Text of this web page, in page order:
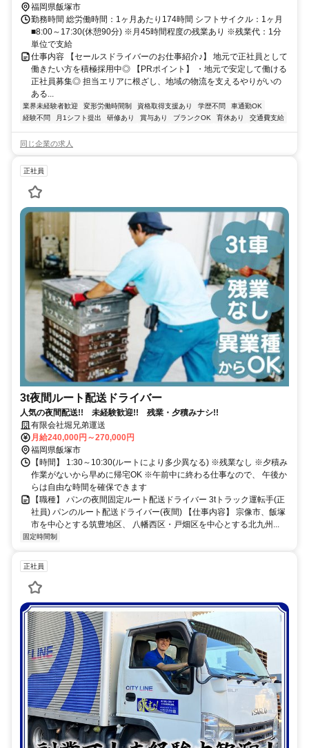
福岡県飯塚市
勤務時間 総労働時間：1ヶ月あたり174時間 シフトサイクル：1ヶ月
■8:00～17:30(休憩90分) ※月45時間程度の残業あり ※残業代：1分
単位で支給
仕事内容 【セールスドライバーのお仕事紹介♪】 地元で正社員として
働きたい方を積極採用中◎ 【PRポイント】 ・地元で安定して働ける
正社員募集◎ 担当エリアに根ざし、地域の物流を支えるやりがいの
ある...
業界未経験者歓迎 変形労働時間制 資格取得支援あり 学歴不問
車通勤OK
経験不問
月1シフト提出 研修あり 賞与あり ブランクOK 育休あり 交通費支給
同じ企業の求人
正社員
3t夜間ルート配送ドライバー
人気の夜間配送!! 未経験歓迎!! 残業・夕積みナシ!!
有限会社堀兄弟運送
月給240,000円～270,000円
福岡県飯塚市
【時間】 1:30～10:30(ルートにより多少異なる) ※残業なし ※夕積み
作業がないから早めに帰宅OK ※午前中に終わる仕事なので、 午後か
らは自由な時間を確保できます
【職種】 パンの夜間固定ルート配送ドライバー 3tトラック運転手(正
社員) パンのルート配送ドライバー(夜間) 【仕事内容】 宗像市、飯塚
市を中心とする筑豊地区、 八幡西区・戸畑区を中心とする北九州...
固定時間制
正社員